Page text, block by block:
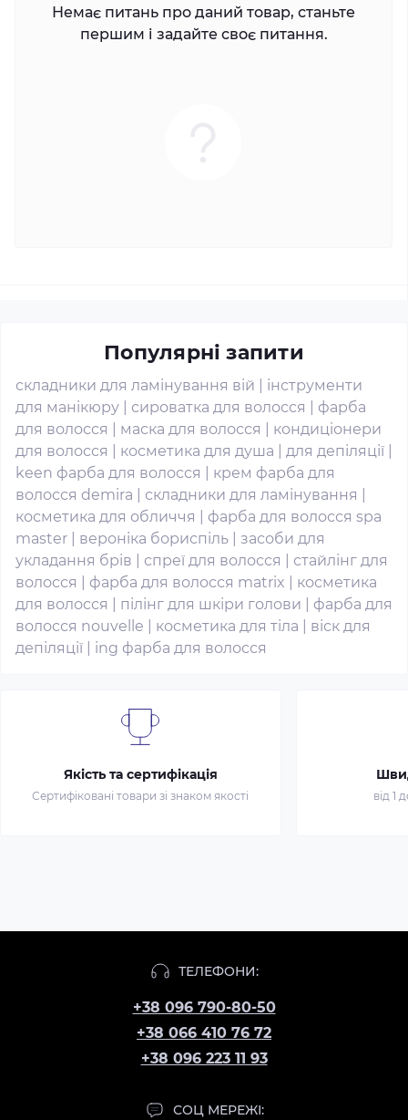
Немає питань про даний товар, станьте
першим і задайте своє питання.
Популярні запити
складники для ламінування вій
інструменти
для манікюру
сироватка для волосся
фарба
для волосся
маска для волосся
кондиціонери
для волосся
косметика для душа для депіляції
keen фарба для волосся
крем фарба для
волосся demira
складники для ламінування
косметика для обличчя
фарба для волосся spa
master
вероніка бориспіль
засоби для
укладання брів
спреї для волосся
стайлінг для
волосся
фарба для волосся matrix
косметика
для волосся
пілінг для шкіри голови
фарба для
волосся nouvelle
косметика для тіла
віск для
депіляції
ing фарба для волосся
Якість та сертифікація
Сертифіковані товари зі знаком якості від 1
ТЕЛЕФОНИ:
+38 096 790-80-50
+38 066 410 76 72
+38 096 223 11 93
СОЦ МЕРЕЖІ: